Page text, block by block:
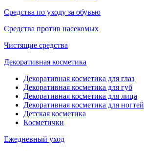
Средства по уходу за обувью
Средства против насекомых
Чистящие средства
Декоративная косметика
Декоративная косметика для глаз
Декоративная косметика для губ
Декоративная косметика для лица
Декоративная косметика для ногтей
Детская косметика
Косметички
Ежедневный уход